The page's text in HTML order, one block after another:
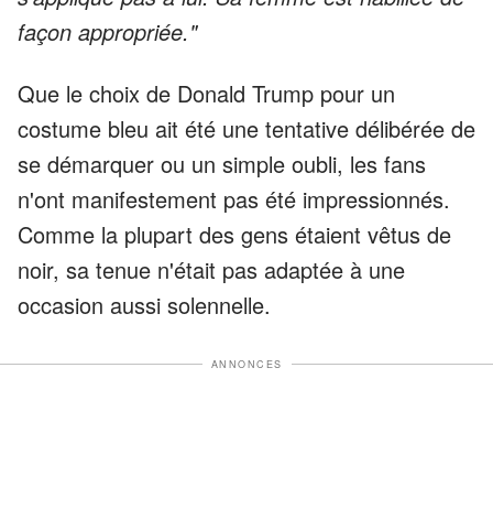
façon appropriée."
Que le choix de Donald Trump pour un
costume bleu ait été une tentative délibérée de
se démarquer ou un simple oubli, les fans
n'ont manifestement pas été impressionnés.
Comme la plupart des gens étaient vêtus de
noir, sa tenue n'était pas adaptée à une
occasion aussi solennelle.
ANNONCES